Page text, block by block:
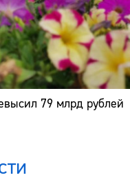
79 млрд рублей